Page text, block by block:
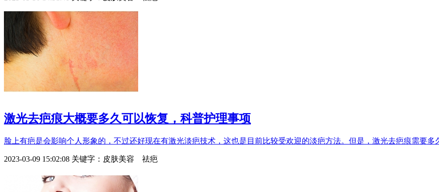
激光去疤痕大概要多久可以恢复，科普护理事项
脸上有疤是会影响个人形象的，不过还好现在有激光淡疤技术，这也是目前比较受欢迎的淡疤方法。但是，激光去疤痕需要多
2023-03-09 15:02:08 关键字： 皮肤美容 祛疤